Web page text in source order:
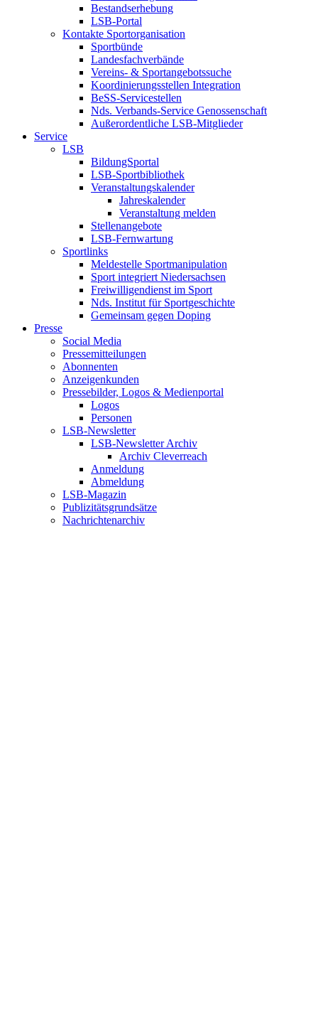
Bestandserhebung
LSB-Portal
Kontakte Sportorganisation
Sportbünde
Landesfachverbände
Vereins- & Sportangebotssuche
Koordinierungsstellen Integration
BeSS-Servicestellen
Nds. Verbands-Service Genossenschaft
Außerordentliche LSB-Mitglieder
Service
LSB
BildungSportal
LSB-Sportbibliothek
Veranstaltungskalender
Jahreskalender
Veranstaltung melden
Stellenangebote
LSB-Fernwartung
Sportlinks
Meldestelle Sportmanipulation
Sport integriert Niedersachsen
Freiwilligendienst im Sport
Nds. Institut für Sportgeschichte
Gemeinsam gegen Doping
Presse
Social Media
Pressemitteilungen
Abonnenten
Anzeigenkunden
Pressebilder, Logos & Medienportal
Logos
Personen
LSB-Newsletter
LSB-Newsletter Archiv
Archiv Cleverreach
Anmeldung
Abmeldung
LSB-Magazin
Publizitätsgrundsätze
Nachrichtenarchiv